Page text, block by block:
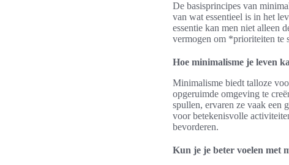
De basisprincipes van
van wat essentieel is in het
essentie kan men niet alleen
vermogen om *prioriteiten te
Hoe minimalisme je leven
Minimalisme biedt talloze
opgeruimde omgeving te
spullen, ervaren ze vaak een
voor betekenisvolle
bevorderen.
Kun je je beter voelen met